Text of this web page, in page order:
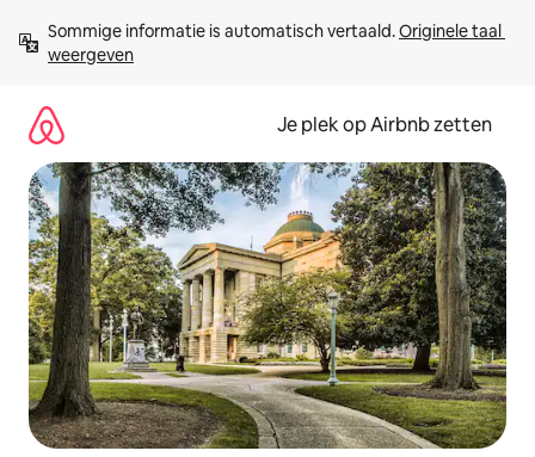
direct
naar
Sommige informatie is automatisch vertaald. Originele taal
weergeven
Je plek op Airbnb zetten